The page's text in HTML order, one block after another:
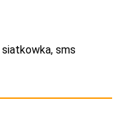
siatkowka, sms